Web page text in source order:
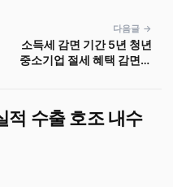
다음글 →
소득세 감면 기간 5년 청년
중소기업 절세 혜택 감면율
수출 호조 내수